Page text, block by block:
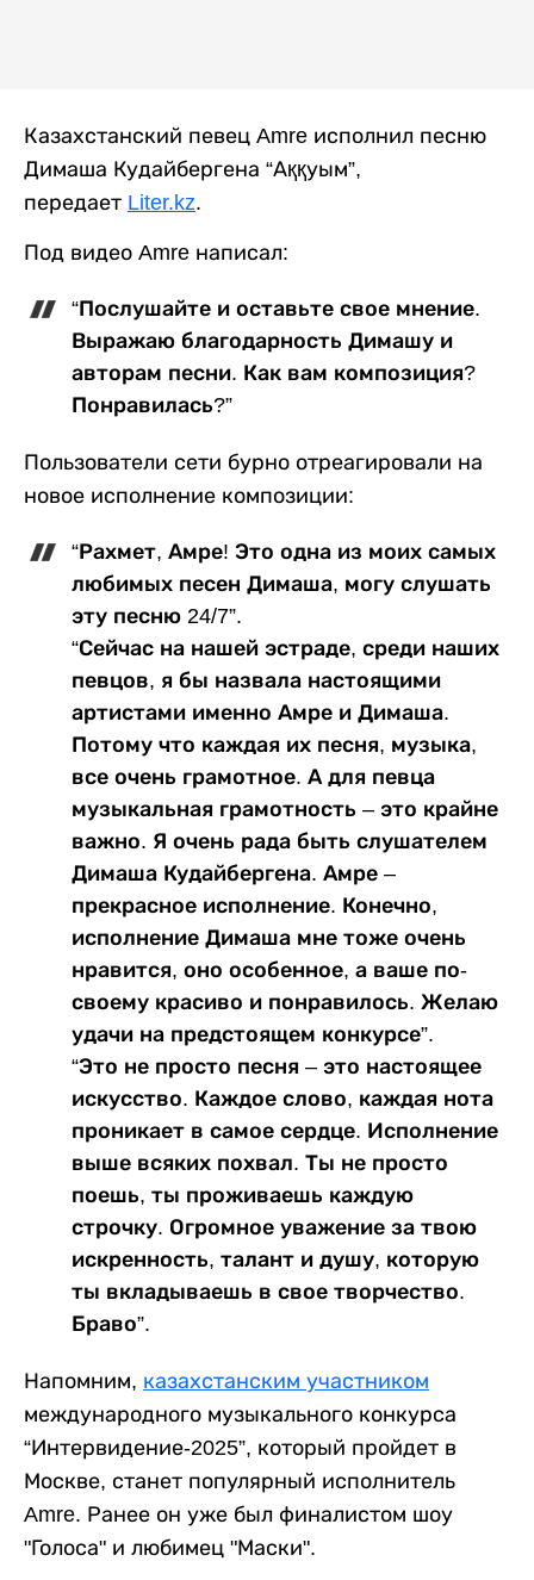
Казахстанский певец Amre исполнил песню
Димаша Кудайбергена “Аққуым”,
передает Liter.kz.
Под видео Amre написал:
“Послушайте и оставьте свое мнение.
Выражаю благодарность Димашу и
авторам песни. Как вам композиция?
Понравилась?”
Пользователи сети бурно отреагировали на
новое исполнение композиции:
“Рахмет, Амре! Это одна из моих самых
любимых песен Димаша, могу слушать
эту песню 24/7”.
“Сейчас на нашей эстраде, среди наших
певцов, я бы назвала настоящими
артистами именно Амре и Димаша.
Потому что каждая их песня, музыка,
все очень грамотное. А для певца
музыкальная грамотность – это крайне
важно. Я очень рада быть слушателем
Димаша Кудайбергена. Амре –
прекрасное исполнение. Конечно,
исполнение Димаша мне тоже очень
нравится, оно особенное, а ваше по-
своему красиво и понравилось. Желаю
удачи на предстоящем конкурсе”.
“Это не просто песня – это настоящее
искусство. Каждое слово, каждая нота
проникает в самое сердце. Исполнение
выше всяких похвал. Ты не просто
поешь, ты проживаешь каждую
строчку. Огромное уважение за твою
искренность, талант и душу, которую
ты вкладываешь в свое творчество.
Браво”.
Напомним, казахстанским участником
международного музыкального конкурса
“Интервидение-2025”, который пройдет в
Москве, станет популярный исполнитель
Amre. Ранее он уже был финалистом шоу
"Голоса" и любимец "Маски".